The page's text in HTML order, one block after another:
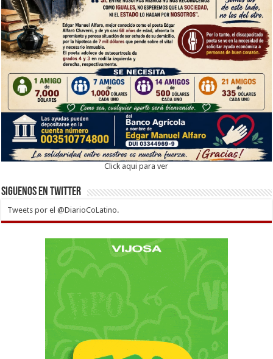
Click aqui para ver
Siguenos en twitter
Tweets por el @DiarioCoLatino.